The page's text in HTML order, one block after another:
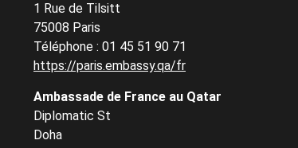
1 Rue de Tilsitt
75008 Paris
Téléphone : 01 45 51 90 71
https://paris.embassy.qa/fr
Ambassade de France au Qatar
Diplomatic St
Doha